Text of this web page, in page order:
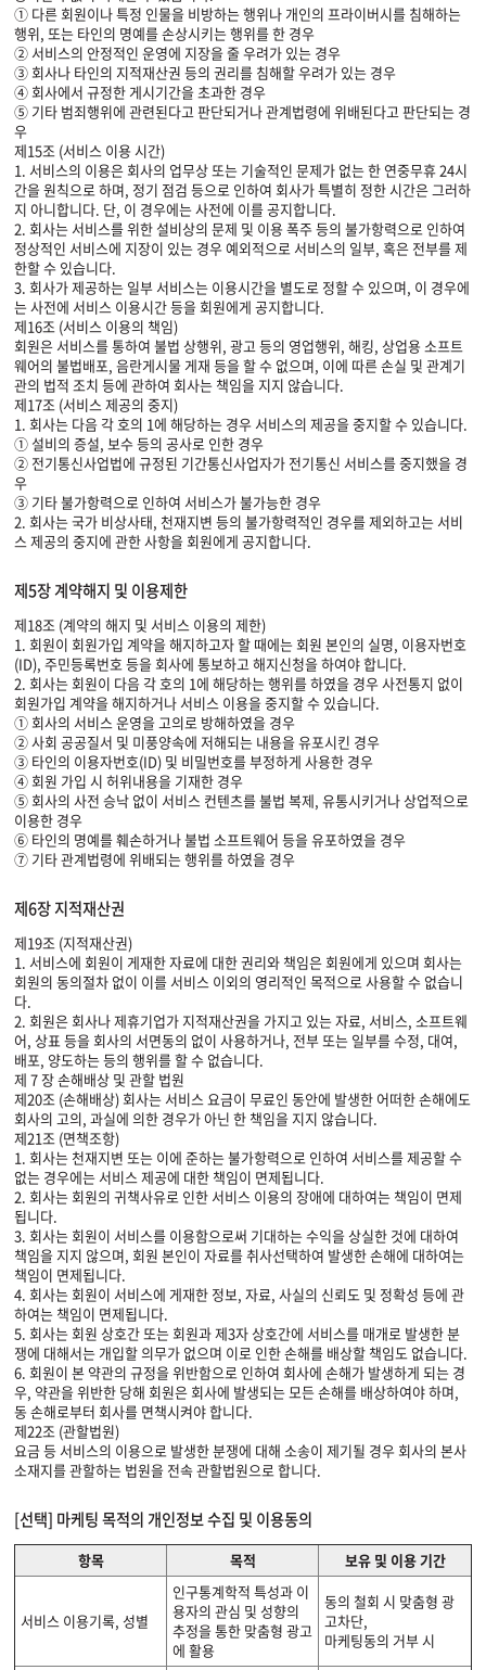
① 다른 회원이나 특정 인물을 비방하는 행위나 개인의 프라이버시를 침해하는
행위, 또는 타인의 명예를 손상시키는 행위를 한 경우
② 서비스의 안정적인 운영에 지장을 줄 우려가 있는 경우
③ 회사나 타인의 지적재산권 등의 권리를 침해할 우려가 있는 경우
④ 회사에서 규정한 게시기간을 초과한 경우
⑤ 기타 범죄행위에 관련된다고 판단되거나 관계법령에 위배된다고 판단되는 경
우
제15조 (서비스 이용 시간)
1. 서비스의 이용은 회사의 업무상 또는 기술적인 문제가 없는 한 연중무휴 24시
간을 원칙으로 하며, 정기 점검 등으로 인하여 회사가 특별히 정한 시간은 그러하
지 아니합니다. 단, 이 경우에는 사전에 이를 공지합니다.
2. 회사는 서비스를 위한 설비상의 문제 및 이용 폭주 등의 불가항력으로 인하여
정상적인 서비스에 지장이 있는 경우 예외적으로 서비스의 일부, 혹은 전부를 제
한할 수 있습니다.
3. 회사가 제공하는 일부 서비스는 이용시간을 별도로 정할 수 있으며, 이 경우에
는 사전에 서비스 이용시간 등을 회원에게 공지합니다.
제16조 (서비스 이용의 책임)
회원은 서비스를 통하여 불법 상행위, 광고 등의 영업행위, 해킹, 상업용 소프트
웨어의 불법배포, 음란게시물 게재 등을 할 수 없으며, 이에 따른 손실 및 관계기
관의 법적 조치 등에 관하여 회사는 책임을 지지 않습니다.
제17조 (서비스 제공의 중지)
1. 회사는 다음 각 호의 1에 해당하는 경우 서비스의 제공을 중지할 수 있습니다.
① 설비의 증설, 보수 등의 공사로 인한 경우
② 전기통신사업법에 규정된 기간통신사업자가 전기통신 서비스를 중지했을 경
우
③ 기타 불가항력으로 인하여 서비스가 불가능한 경우
2. 회사는 국가 비상사태, 천재지변 등의 불가항력적인 경우를 제외하고는 서비
스 제공의 중지에 관한 사항을 회원에게 공지합니다.
제5장 계약해지 및 이용제한
제18조 (계약의 해지 및 서비스 이용의 제한)
1. 회원이 회원가입 계약을 해지하고자 할 때에는 회원 본인의 실명, 이용자번호
(ID), 주민등록번호 등을 회사에 통보하고 해지신청을 하여야 합니다.
2. 회사는 회원이 다음 각 호의 1에 해당하는 행위를 하였을 경우 사전통지 없이
회원가입 계약을 해지하거나 서비스 이용을 중지할 수 있습니다.
① 회사의 서비스 운영을 고의로 방해하였을 경우
② 사회 공공질서 및 미풍양속에 저해되는 내용을 유포시킨 경우
③ 타인의 이용자번호(ID) 및 비밀번호를 부정하게 사용한 경우
④ 회원 가입 시 허위내용을 기재한 경우
⑤ 회사의 사전 승낙 없이 서비스 컨텐츠를 불법 복제, 유통시키거나 상업적으로
이용한 경우
⑥ 타인의 명예를 훼손하거나 불법 소프트웨어 등을 유포하였을 경우
⑦ 기타 관계법령에 위배되는 행위를 하였을 경우
제6장 지적재산권
제19조 (지적재산권)
1. 서비스에 회원이 게재한 자료에 대한 권리와 책임은 회원에게 있으며 회사는
회원의 동의절차 없이 이를 서비스 이외의 영리적인 목적으로 사용할 수 없습니
다.
2. 회원은 회사나 제휴기업가 지적재산권을 가지고 있는 자료, 서비스, 소프트웨
어, 상표 등을 회사의 서면동의 없이 사용하거나, 전부 또는 일부를 수정, 대여,
배포, 양도하는 등의 행위를 할 수 없습니다.
제 7 장 손해배상 및 관할 법원
제20조 (손해배상) 회사는 서비스 요금이 무료인 동안에 발생한 어떠한 손해에도
회사의 고의, 과실에 의한 경우가 아닌 한 책임을 지지 않습니다.
제21조 (면책조항)
1. 회사는 천재지변 또는 이에 준하는 불가항력으로 인하여 서비스를 제공할 수
없는 경우에는 서비스 제공에 대한 책임이 면제됩니다.
2. 회사는 회원의 귀책사유로 인한 서비스 이용의 장애에 대하여는 책임이 면제
됩니다.
3. 회사는 회원이 서비스를 이용함으로써 기대하는 수익을 상실한 것에 대하여
책임을 지지 않으며, 회원 본인이 자료를 취사선택하여 발생한 손해에 대하여는
책임이 면제됩니다.
4. 회사는 회원이 서비스에 게재한 정보, 자료, 사실의 신뢰도 및 정확성 등에 관
하여는 책임이 면제됩니다.
5. 회사는 회원 상호간 또는 회원과 제3자 상호간에 서비스를 매개로 발생한 분
쟁에 대해서는 개입할 의무가 없으며 이로 인한 손해를 배상할 책임도 없습니다.
6. 회원이 본 약관의 규정을 위반함으로 인하여 회사에 손해가 발생하게 되는 경
우, 약관을 위반한 당해 회원은 회사에 발생되는 모든 손해를 배상하여야 하며,
동 손해로부터 회사를 면책시켜야 합니다.
제22조 (관할법원)
요금 등 서비스의 이용으로 발생한 분쟁에 대해 소송이 제기될 경우 회사의 본사
소재지를 관할하는 법원을 전속 관할법원으로 합니다.
[선택] 마케팅 목적의 개인정보 수집 및 이용동의
항목 목적 보유 및 이용 기간
서비스 이용기록, 성별
인구통계학적 특성과 이
용자의 관심 및 성향의
추정을 통한 맞춤형 광고
에 활용
동의 철회 시 맞춤형 광
고차단,
마케팅동의 거부 시